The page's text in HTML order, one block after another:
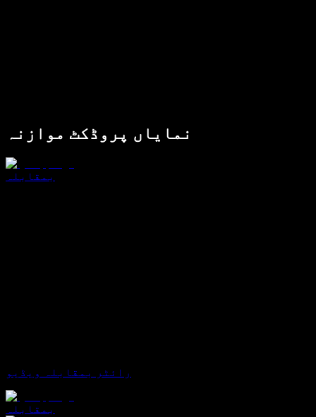
نمایاں پروڈکٹ موازنہ
بمقابلہ
رائٹر بمقابلہ ویڈیو
بمقابلہ